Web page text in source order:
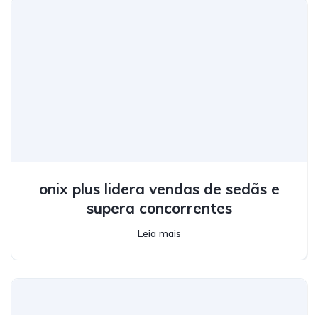
onix plus lidera vendas de sedãs e
supera concorrentes
Leia mais